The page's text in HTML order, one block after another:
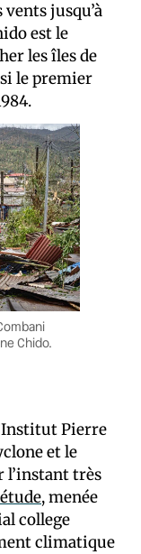
vents jusqu’à
est le
les îles de
le premier
Chido.
Pierre
et le
l’instant très
, menée
college
climatique